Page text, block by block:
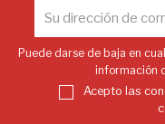
Puede darse de baja en
información
Acepto las